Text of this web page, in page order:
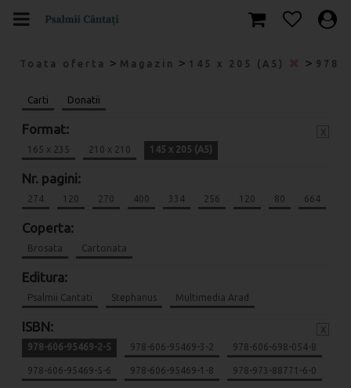
Toata oferta > Magazin > 145 x 205 (A5) > 978-
Carti Donatii
Format:
165 x 235 210 x 210 145 x 205 (A5)
Nr. pagini:
274 120 270 400 334 256 120 80 664
Coperta:
Brosata Cartonata
Editura:
Psalmii Cantati Stephanus Multimedia Arad
ISBN:
978-606-95469-2-5 978-606-95469-3-2 978-606-698-054-8
978-606-95469-5-6 978-606-95469-1-8 978-973-88771-6-0